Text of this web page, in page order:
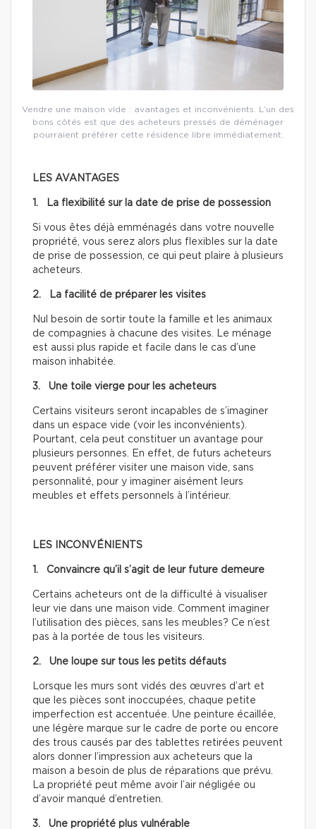
Vendre une maison vide : avantages et inconvénients. L’un des
bons côtés est que des acheteurs pressés de déménager
pourraient préférer cette résidence libre immédiatement.
LES AVANTAGES
1. La flexibilité sur la date de prise de possession
Si vous êtes déjà emménagés dans votre nouvelle
propriété, vous serez alors plus flexibles sur la date
de prise de possession, ce qui peut plaire à plusieurs
acheteurs.
2. La facilité de préparer les visites
Nul besoin de sortir toute la famille et les animaux
de compagnies à chacune des visites. Le ménage
est aussi plus rapide et facile dans le cas d’une
maison inhabitée.
3. Une toile vierge pour les acheteurs
Certains visiteurs seront incapables de s’imaginer
dans un espace vide (voir les inconvénients).
Pourtant, cela peut constituer un avantage pour
plusieurs personnes. En effet, de futurs acheteurs
peuvent préférer visiter une maison vide, sans
personnalité, pour y imaginer aisément leurs
meubles et effets personnels à l’intérieur.
LES INCONVÉNIENTS
1. Convaincre qu’il s’agit de leur future demeure
Certains acheteurs ont de la difficulté à visualiser
leur vie dans une maison vide. Comment imaginer
l’utilisation des pièces, sans les meubles? Ce n’est
pas à la portée de tous les visiteurs.
2. Une loupe sur tous les petits défauts
Lorsque les murs sont vidés des œuvres d’art et
que les pièces sont inoccupées, chaque petite
imperfection est accentuée. Une peinture écaillée,
une légère marque sur le cadre de porte ou encore
des trous causés par des tablettes retirées peuvent
alors donner l’impression aux acheteurs que la
maison a besoin de plus de réparations que prévu.
La propriété peut même avoir l’air négligée ou
d’avoir manqué d’entretien.
3. Une propriété plus vulnérable